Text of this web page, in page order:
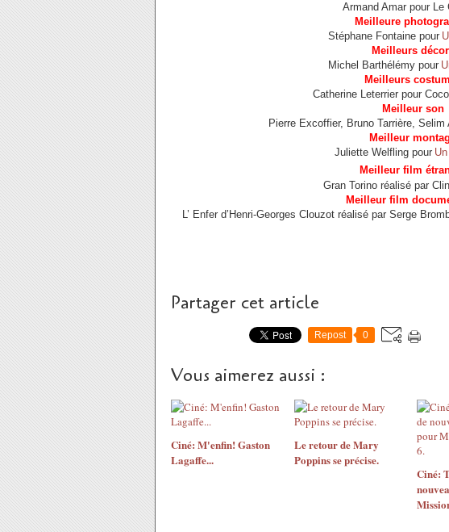
Armand Amar pour Le
Meilleure
Stéphane Fontaine pour
Meilleurs
Michel Barthélémy pour
Meilleurs
Catherine Leterrier pour
Meilleur son
Pierre Excoffier, Bruno Tarrière,
Meilleur
Juliette Welfling pour
Meilleur film
Gran Torino réalisé par
Meilleur film
L’ Enfer d’Henri-Georges Clouzot réalisé par Serge
Partager cet article
Repost 0
Vous aimerez aussi :
Ciné: M'enfin! Gaston
Lagaffe...
Le retour de Mary
Poppins se précise.
Ciné: